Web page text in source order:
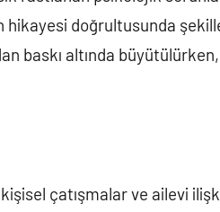
hikayesi doğrultusunda
baskı altında
çatışmalar ve ailevi